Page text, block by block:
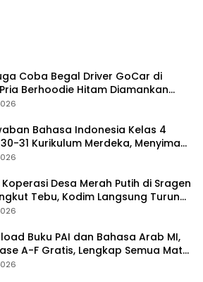
Coba Begal Driver GoCar di
Berhoodie Hitam Diamankan
Polisi
Bahasa Indonesia Kelas 4
31 Kurikulum Merdeka, Menyimak
Suku Len
Desa Merah Putih di Sragen
Tebu, Kodim Langsung Turun
Buku PAI dan Bahasa Arab MI,
A-F Gratis, Lengkap Semua Mata